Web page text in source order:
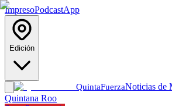
ImpresoPodcastApp
Edición
QuintaFuerzaNoticias de
Quintana Roo